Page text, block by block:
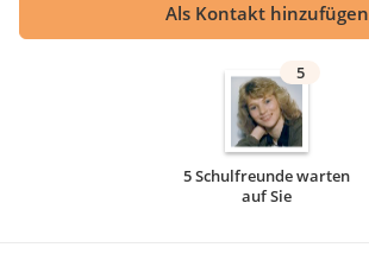
Als Kontakt hinzufügen
5
5 Schulfreunde warten
auf Sie